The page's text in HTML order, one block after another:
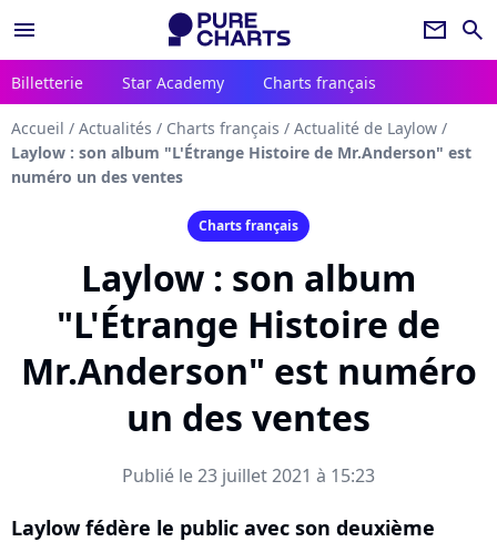
menu newsletter search
Billetterie Star Academy Charts français
Accueil / Actualités / Charts français / Actualité de Laylow /
Laylow : son album "L'Étrange Histoire de Mr.Anderson" est
numéro un des ventes
Charts français
Laylow : son album
"L'Étrange Histoire de
Mr.Anderson" est numéro
un des ventes
Publié le 23 juillet 2021 à 15:23
Laylow fédère le public avec son deuxième